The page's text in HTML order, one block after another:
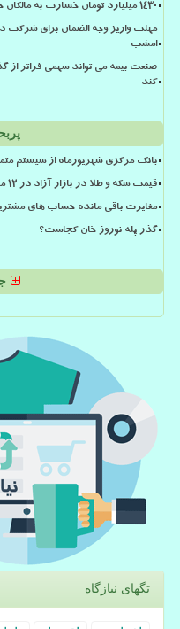
۱۴۳۰ میلیارد تومان خسارت به مالکان خودرو های لطمه دیده جنگ پرداخت گردید
امشب
صنعت بیمه می تواند سهمی فراتر از
کند
بانک مرکزی شهریورماه از سیستم
قیمت سکه و طلا در بازار آزاد در ۱۲ مرداد ۱۴۰۵
مغایرت باقی مانده حساب های مشتریان تا 17 مرداد
گذر پله نوروز خان کجاست؟
تگهای نیازگاه